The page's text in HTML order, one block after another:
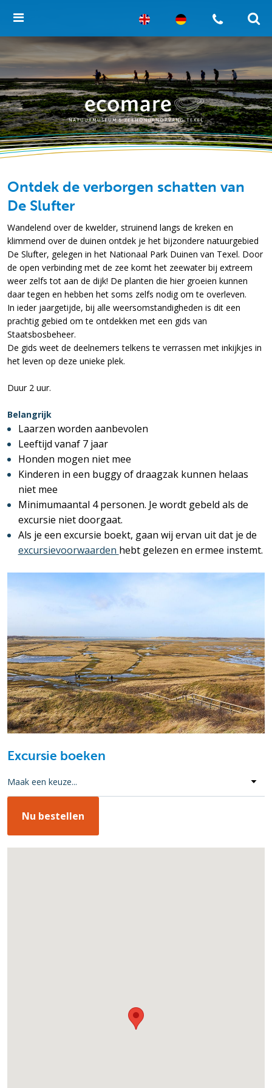
Ontdek de verborgen schatten van
De Slufter
Wandelend over de kwelder, struinend langs de kreken en
klimmend over de duinen ontdek je het bijzondere natuurgebied
De Slufter, gelegen in het Nationaal Park Duinen van Texel. Door
de open verbinding met de zee komt het zeewater bij extreem
weer zelfs tot aan de dijk! De planten die hier groeien kunnen
daar tegen en hebben het soms zelfs nodig om te overleven.
In ieder jaargetijde, bij alle weersomstandigheden is dit een
prachtig gebied om te ontdekken met een gids van
Staatsbosbeheer.
De gids weet de deelnemers telkens te verrassen met inkijkjes in
het leven op deze unieke plek.
Duur 2 uur.
Belangrijk
Laarzen worden aanbevolen
Leeftijd vanaf 7 jaar
Honden mogen niet mee
Kinderen in een buggy of draagzak kunnen helaas
niet mee
Minimumaantal 4 personen. Je wordt gebeld als de
excursie niet doorgaat.
Als je een excursie boekt, gaan wij ervan uit dat je de
excursievoorwaarden hebt gelezen en ermee instemt.
Excursie boeken